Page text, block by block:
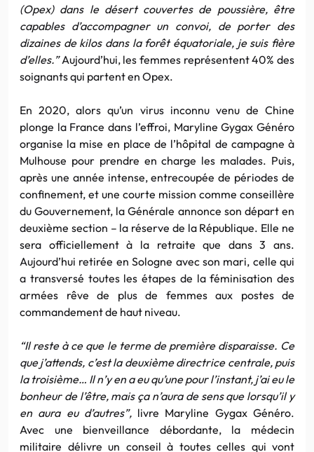
(Opex) dans le désert couvertes de poussière, être
capables d’accompagner un convoi, de porter des
dizaines de kilos dans la forêt équatoriale, je suis fière
d’elles.”Aujourd’hui, les femmes représentent 40% des
soignants qui partent en Opex.
En 2020, alors qu’un virus inconnu venu de Chine
plonge la France dans l’effroi, Maryline Gygax Généro
organise la mise en place de l’hôpital de campagne à
Mulhouse pour prendre en charge les malades. Puis,
après une année intense, entrecoupée de périodes de
confinement, et une courte mission comme conseillère
du Gouvernement, la Générale annonce son départ en
deuxième section – la réserve de la République. Elle ne
sera officiellement à la retraite que dans 3 ans.
Aujourd’hui retirée en Sologne avec son mari, celle qui
a transversé toutes les étapes de la féminisation des
armées rêve de plus de femmes aux postes de
commandement de haut niveau.
“Il reste à ce que le terme de première disparaisse. Ce
que j’attends, c’est la deuxième directrice centrale, puis
la troisième… Il n’y en a eu qu’une pour l’instant, j’ai eu le
bonheur de l’être, mais ça n’aura de sens que lorsqu’il y
en aura eu d’autres”, livre Maryline Gygax Généro.
Avec une bienveillance débordante, la médecin
militaire délivre un conseil à toutes celles qui vont